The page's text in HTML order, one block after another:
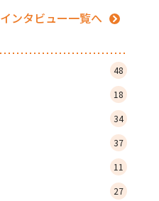
インタビュー一覧へ
48
18
34
37
11
27